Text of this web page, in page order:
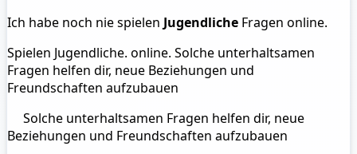
Ich habe noch nie spielen Jugendliche Fragen online.
Spielen Jugendliche. online. Solche unterhaltsamen
Fragen helfen dir, neue Beziehungen und
Freundschaften aufzubauen
Solche unterhaltsamen Fragen helfen dir, neue
Beziehungen und Freundschaften aufzubauen